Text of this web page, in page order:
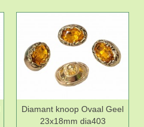
Diamant knoop Ovaal Geel
23x18mm dia403